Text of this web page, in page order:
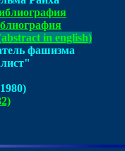
in english)
фашизма